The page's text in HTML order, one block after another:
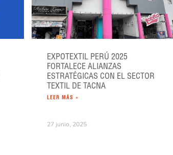
EXPOTEXTIL PERÚ 2025
FORTALECE ALIANZAS
ESTRATÉGICAS CON EL SECTOR
TEXTIL DE TACNA
LEER MÁS »
27 junio, 2025